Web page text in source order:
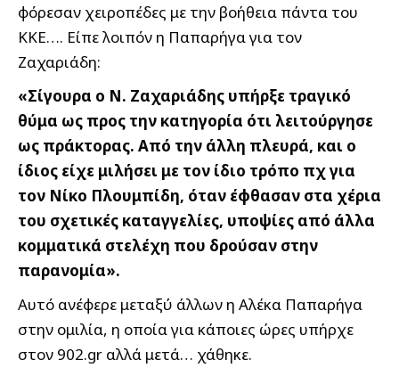
φόρεσαν χειροπέδες με την βοήθεια πάντα του
ΚΚΕ…. Είπε λοιπόν η Παπαρήγα για τον
Ζαχαριάδη:
«Σίγουρα ο Ν. Ζαχαριάδης υπήρξε τραγικό
θύμα ως προς την κατηγορία ότι λειτούργησε
ως πράκτορας. Από την άλλη πλευρά, και ο
ίδιος είχε μιλήσει με τον ίδιο τρόπο πχ για
τον Νίκο Πλουμπίδη, όταν έφθασαν στα χέρια
του σχετικές καταγγελίες, υποψίες από άλλα
κομματικά στελέχη που δρούσαν στην
παρανομία».
Αυτό ανέφερε μεταξύ άλλων η Αλέκα Παπαρήγα
στην ομιλία, η οποία για κάποιες ώρες υπήρχε
στον 902.gr αλλά μετά… χάθηκε.